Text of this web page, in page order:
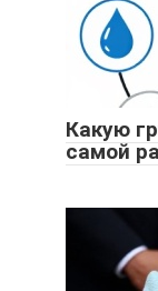
Какую
самой